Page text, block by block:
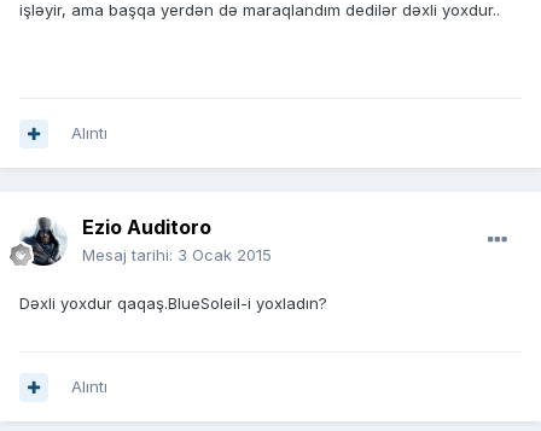
işləyir, ama başqa yerdən də maraqlandım dedilər dəxli yoxdur..
Alıntı
Ezio Auditoro
Mesaj tarihi: 3 Ocak 2015
Dəxli yoxdur qaqaş.BlueSoleil-i yoxladın?
Alıntı